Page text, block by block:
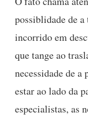
possiblidade de
incorrido em
que tange ao
necessidade de a
estar ao lado da
especialistas, as